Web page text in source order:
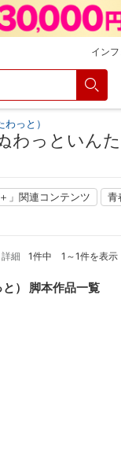
イン
っと）
っといんた
」関連コンテンツ 青
詳細 1件中 1～1件を表示
） 脚本作品一覧